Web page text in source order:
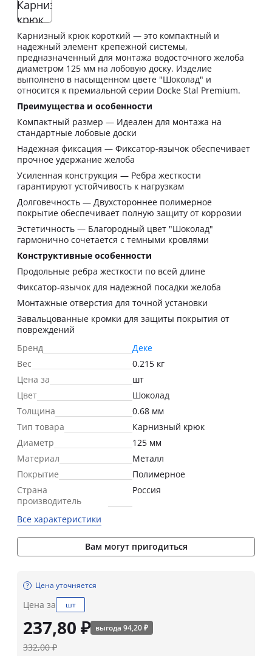
Карнизный крюк короткий — это компактный и
надежный элемент крепежной системы,
предназначенный для монтажа водосточного желоба
диаметром 125 мм на лобовую доску. Изделие
выполнено в насыщенном цвете "Шоколад" и
относится к премиальной серии Docke Stal Premium.
Преимущества и особенности
Компактный размер — Идеален для монтажа на
стандартные лобовые доски
Надежная фиксация — Фиксатор-язычок обеспечивает
прочное удержание желоба
Усиленная конструкция — Ребра жесткости
гарантируют устойчивость к нагрузкам
Долговечность — Двухстороннее полимерное
покрытие обеспечивает полную защиту от коррозии
Эстетичность — Благородный цвет "Шоколад"
гармонично сочетается с темными кровлями
Конструктивные особенности
Продольные ребра жесткости по всей длине
Фиксатор-язычок для надежной посадки желоба
Монтажные отверстия для точной установки
Завальцованные кромки для защиты покрытия от
повреждений
Бренд
Деке
Вес
0.215 кг
Цена за
шт
Цвет
Шоколад
Толщина
0.68 мм
Тип товара
Карнизный крюк
Диаметр
125 мм
Материал
Металл
Покрытие
Полимерное
Страна
производитель
Россия
Все характеристики
Вам могут пригодиться
Цена уточняется
Цена за шт
237,80 ₽ выгода 94,20 ₽
332,00 ₽